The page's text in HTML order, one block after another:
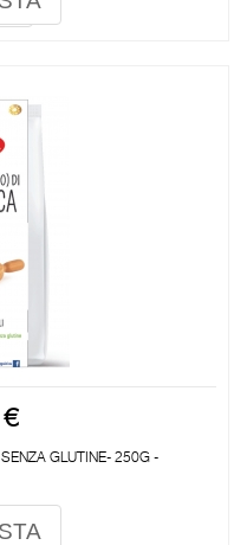
GLUTINE- 250G -